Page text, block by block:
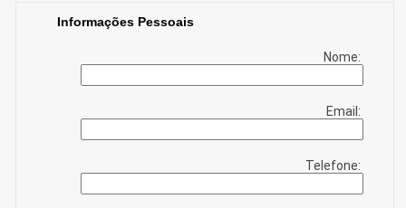
Informações Pessoais
Nome:
Email:
Telefone: